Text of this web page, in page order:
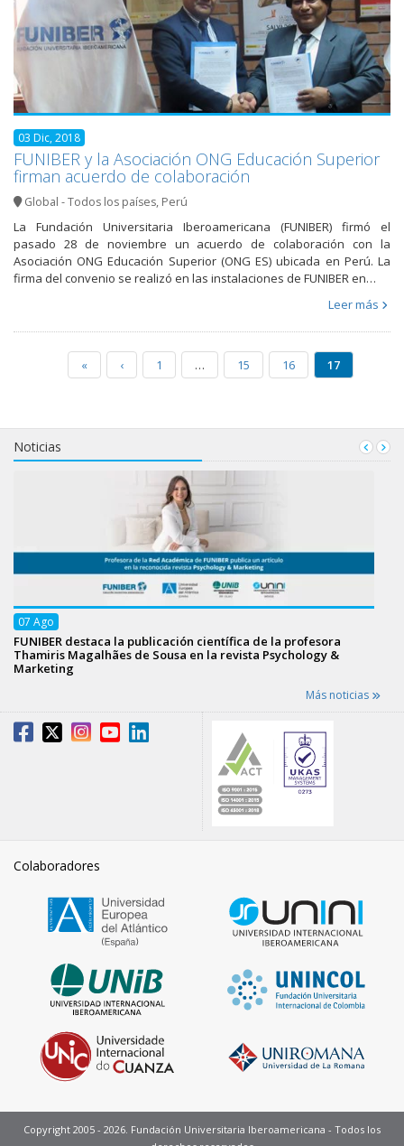
03 Dic, 2018
FUNIBER y la Asociación ONG Educación Superior
firman acuerdo de colaboración
Global - Todos los países, Perú
La Fundación Universitaria Iberoamericana (FUNIBER) firmó el
pasado 28 de noviembre un acuerdo de colaboración con la
Asociación ONG Educación Superior (ONG ES) ubicada en Perú. La
firma del convenio se realizó en las instalaciones de FUNIBER en…
Leer más
« ‹ 1 … 15 16 17
Noticias
07 Ago
FUNIBER destaca la publicación científica de la profesora
Thamiris Magalhães de Sousa en la revista Psychology &
Marketing
Más noticias
Colaboradores
Copyright 2005 - 2026. Fundación Universitaria Iberoamericana - Todos los